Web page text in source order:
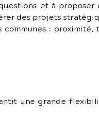
et à proposer
des projets
: proximité,
une grande